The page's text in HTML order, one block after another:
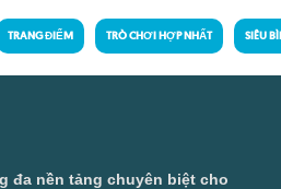
TRANG ĐIỂM TRÒ CHƠI HỢP NHẤT SIÊU
đa nền tảng chuyên biệt cho